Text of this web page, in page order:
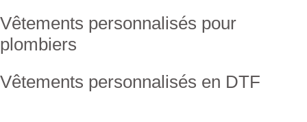
Vêtements personnalisés pour
plombiers
Vêtements personnalisés en DTF